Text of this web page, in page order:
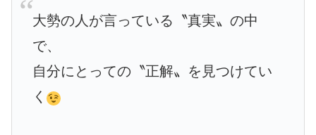
大勢の人が言っている〝真実〟の中
で、
自分にとっての〝正解〟を見つけてい
く